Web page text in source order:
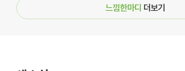
느낌한마디 더보기